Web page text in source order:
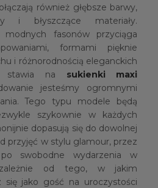
również głębsze barwy,
i błyszczące materiały.
modnych fasonów przyciąga
formami pięknie
i różnorodnością eleganckich
stawia na sukienki maxi
jesteśmy ogromnymi
Tego typu modele będą
szykownie w każdych
dopasują się do dowolnej
przyjęć w stylu glamour, przez
swobodne wydarzenia w
od tego, w jakim
się jako gość na uroczystości